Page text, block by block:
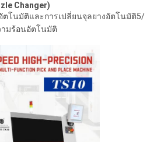
Changer)
ตโนมัติและการเปลี่ยนจุลยางอัตโนมัติ5/
มร้อนอัตโนมัติ